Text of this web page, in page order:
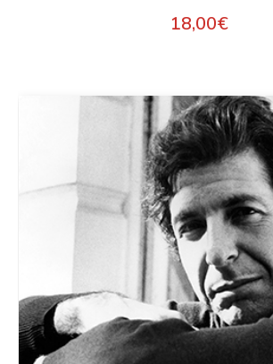
18,00€